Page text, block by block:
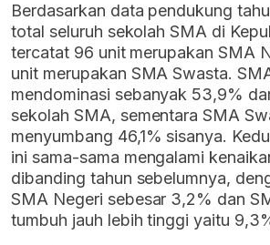
Berdasarkan data pendukung
total seluruh sekolah SMA di
tercatat 96 unit merupakan SMA
unit merupakan SMA Swasta.
mendominasi sebanyak 53,9%
sekolah SMA, sementara SMA
menyumbang 46,1% sisanya.
ini sama-sama mengalami
dibanding tahun sebelumnya,
SMA Negeri sebesar 3,2% dan
tumbuh jauh lebih tinggi yaitu